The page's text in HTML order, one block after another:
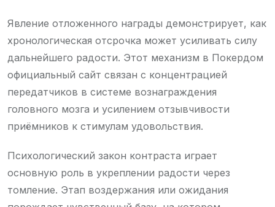
Явление отложенного награды демонстрирует, как
хронологическая отсрочка может усиливать силу
дальнейшего радости. Этот механизм в Покердом
официальный сайт связан с концентрацией
передатчиков в системе вознаграждения
головного мозга и усилением отзывчивости
приёмников к стимулам удовольствия.
Психологический закон контраста играет
основную роль в укреплении радости через
томление. Этап воздержания или ожидания